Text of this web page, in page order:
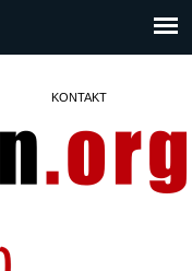
KONTAKT